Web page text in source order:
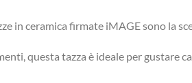
in ceramica firmate iMAGE sono la
questa tazza è ideale per gustare